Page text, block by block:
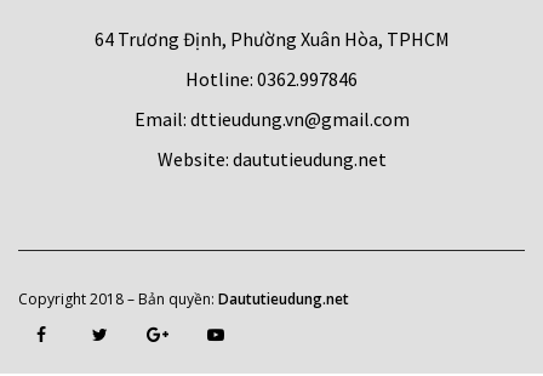
64 Trương Định, Phường Xuân Hòa, TPHCM
Hotline: 0362.997846
Email: dttieudung.vn@gmail.com
Website: daututieudung.net
Copyright 2018 – Bản quyền: Daututieudung.net